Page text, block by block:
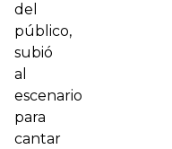
del
público,
subió
al
escenario
para
cantar